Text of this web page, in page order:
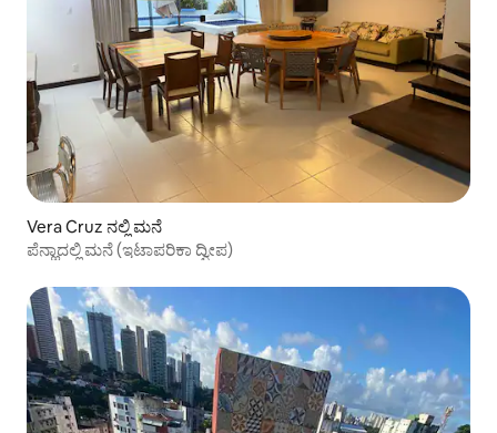
Vera Cruz ನಲ್ಲಿ ಮನೆ
ಪೆನ್ಹಾದಲ್ಲಿ ಮನೆ (ಇಟಾಪರಿಕಾ ದ್ವೀಪ)